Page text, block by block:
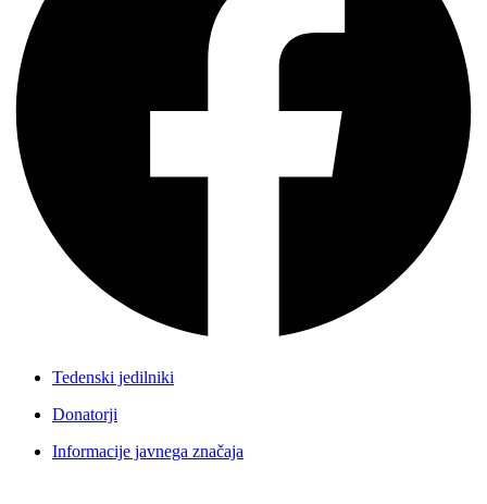
Tedenski jedilniki
Donatorji
Informacije javnega značaja